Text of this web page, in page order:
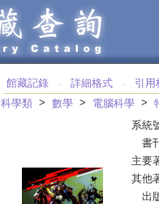
館藏記錄 ‧ 詳細格式 ‧ 引用
科學類 > 數學 > 電腦科學 >
系統
書
主要
其他
出